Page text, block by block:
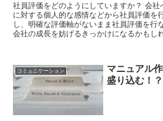
社員評価をどのようにしていますか？ 会社
に対する個人的な感情などから社員評価を
し、明確な評価軸がないまま社員評価を行
会社の成長を妨げるきっかけになるかもし
コミュニケーション
マニュアル
盛り込む！？